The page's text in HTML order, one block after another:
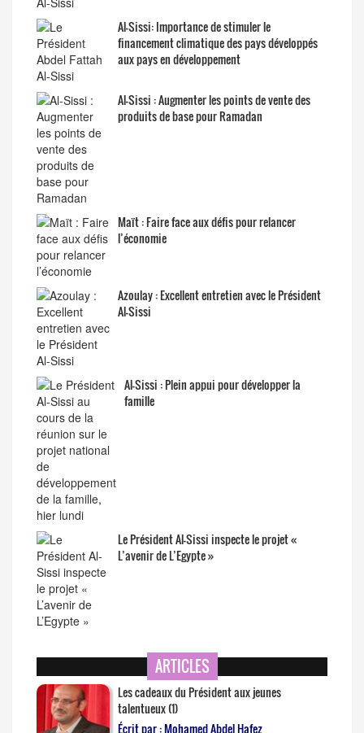
Al-Sissi: Importance de stimuler le
financement climatique des pays développés
aux pays en développement
Al-Sissi : Augmenter les points de vente des
produits de base pour Ramadan
Maït : Faire face aux défis pour relancer
l’économie
Azoulay : Excellent entretien avec le Président
Al-Sissi
Al-Sissi : Plein appui pour développer la
famille
Le Président Al-Sissi inspecte le projet «
L’avenir de L’Egypte »
ARTICLES
Les cadeaux du Président aux jeunes
talentueux (1)
Écrit par : Mohamed Abdel Hafez